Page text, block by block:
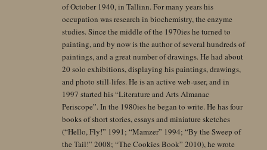
of October 1940, in Tallinn. For many years his
occupation was research in biochemistry, the enzyme
studies. Since the middle of the 1970ies he turned to
painting, and by now is the author of several hundreds of
paintings, and a great number of drawings. He had about
20 solo exhibitions, displaying his paintings, drawings,
and photo still-lifes. He is an active web-user, and in
1997 started his “Literature and Arts Almanac
Periscope”. In the 1980ies he began to write. He has four
books of short stories, essays and miniature sketches
(“Hello, Fly!” 1991; “Mamzer” 1994; “By the Sweep of
the Tail!” 2008; “The Cookies Book” 2010), he wrote